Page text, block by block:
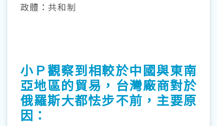
政體：共和制
小Ｐ觀察到相較於中國與東南
亞地區的貿易，台灣廠商對於
俄羅斯大都怯步不前，主要原
因：